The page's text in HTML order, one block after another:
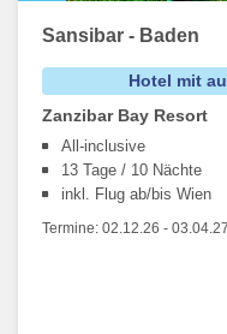
Sansibar - Baden
Hotel mit
Zanzibar Bay Resort
All-inclusive
13 Tage / 10 Nächte
inkl. Flug ab/bis Wien
Termine: 02.12.26 - 03.04.27